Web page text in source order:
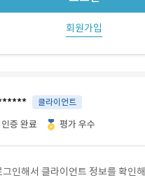
회원가입
클라이언트
인증 완료 평가 우수
그인해서 클라이언트 정보를 확인